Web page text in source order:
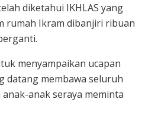
diketahui IKHLAS yang
rumah Ikram dibanjiri ribuan
menyampaikan ucapan
datang membawa seluruh
anak seraya meminta